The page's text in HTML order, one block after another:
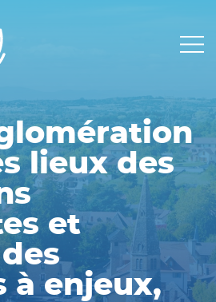
lieux des
et
à enjeux,